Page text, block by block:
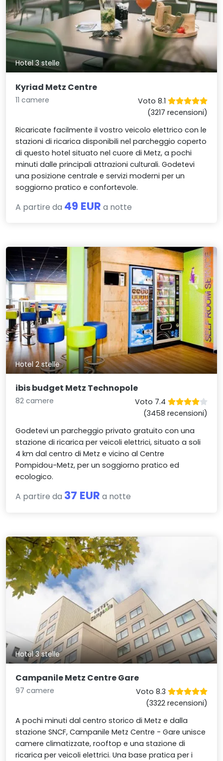
Hotel 3 stelle
Kyriad Metz Centre
11 camere
Voto 8.1
(3217 recensioni)
Ricaricate facilmente il vostro veicolo elettrico con le
stazioni di ricarica disponibili nel parcheggio coperto
di questo hotel situato nel cuore di Metz, a pochi
minuti dalle principali attrazioni culturali. Godetevi
una posizione centrale e servizi moderni per un
soggiorno pratico e confortevole.
A partire da 49 EUR a notte
Hotel 2 stelle
ibis budget Metz Technopole
82 camere
Voto 7.4
(3458 recensioni)
Godetevi un parcheggio privato gratuito con una
stazione di ricarica per veicoli elettrici, situato a soli
4 km dal centro di Metz e vicino al Centre
Pompidou-Metz, per un soggiorno pratico ed
ecologico.
A partire da 37 EUR a notte
Hotel 3 stelle
Campanile Metz Centre Gare
97 camere
Voto 8.3
(3322 recensioni)
A pochi minuti dal centro storico di Metz e dalla
stazione SNCF, Campanile Metz Centre - Gare unisce
camere climatizzate, rooftop e una stazione di
ricarica per veicoli elettrici. Una base pratica per i